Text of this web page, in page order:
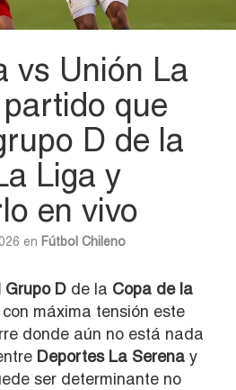
vs Unión La
que
D de la
Liga y
en vivo
en Fútbol Chileno
Grupo D de la Copa de la
máxima tensión este
donde aún no está nada
Deportes La Serena y
ser determinante no